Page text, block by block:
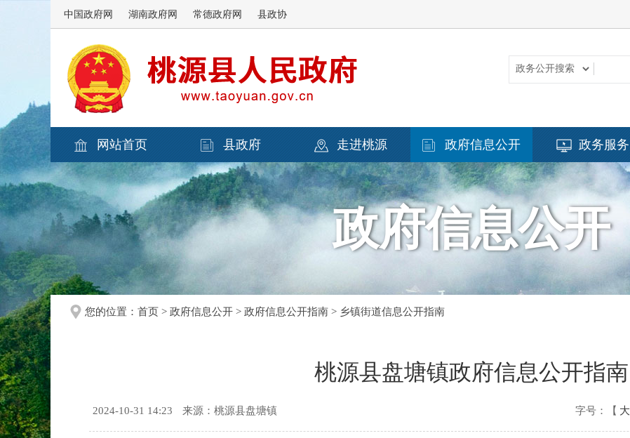
中国政府网 湖南政府网 常德政府网 县政协
网站首页 县政府 走进桃源 政府信息公开 政务服务
政府信息公开
您的位置： 首页 > 政府信息公开 > 政府信息公开指南 > 乡镇街道信息公开指南
桃源县盘塘镇政府信息公开指南
2024-10-31 14:23 来源：桃源县盘塘镇 字号：【 大